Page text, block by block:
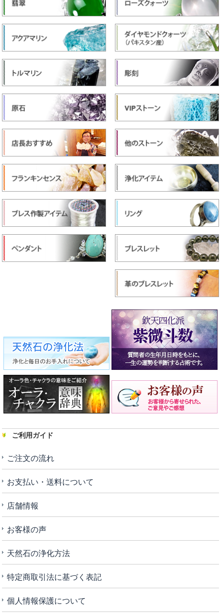
ご利用ガイド
ご注文の流れ
お支払い・送料について
店舗情報
お客様の声
天然石の浄化方法
特定商取引法に基づく表記
個人情報保護について